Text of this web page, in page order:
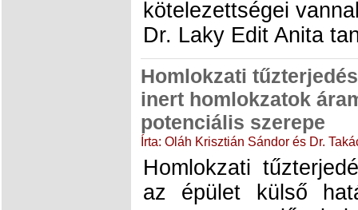
kötelezettségei
Dr. Laky Edit Anita
Homlokzati
inert homlokzatok
potenciális szerepe
Írta: Oláh Krisztián Sándor és Dr.
Homlokzati
az épület külső